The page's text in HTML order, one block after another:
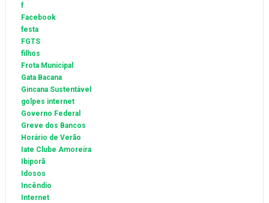
f
Facebook
festa
FGTS
filhos
Frota Municipal
Gata Bacana
Gincana Sustentável
golpes internet
Governo Federal
Greve dos Bancos
Horário de Verão
Iate Clube Amoreira
Ibiporã
Idosos
Incêndio
Internet